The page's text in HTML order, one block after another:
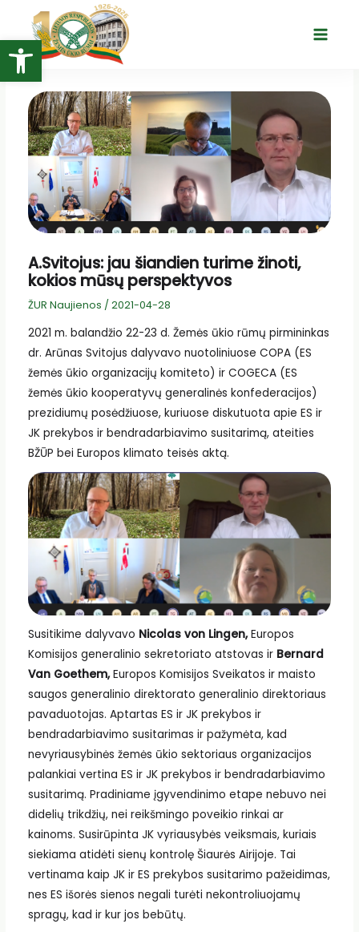
Open toolbar
turinio
Main
A.Svitojus: jau šiandien turime žinoti,
kokios mūsų perspektyvos
ŽUR Naujienos / 2021-04-28
2021 m. balandžio 22-23 d. Žemės ūkio rūmų pirmininkas
dr. Arūnas Svitojus dalyvavo nuotoliniuose COPA (ES
žemės ūkio organizacijų komiteto) ir COGECA (ES
žemės ūkio kooperatyvų generalinės konfederacijos)
prezidiumų posėdžiuose, kuriuose diskutuota apie ES ir
JK prekybos ir bendradarbiavimo susitarimą, ateities
BŽŪP bei Europos klimato teisės aktą.
Susitikime dalyvavo Nicolas von Lingen,Europos
Komisijos generalinio sekretoriato atstovas ir Bernard
Van Goethem,Europos Komisijos Sveikatos ir maisto
saugos generalinio direktorato generalinio direktoriaus
pavaduotojas. Aptartas ES ir JK prekybos ir
bendradarbiavimo susitarimas ir pažymėta, kad
nevyriausybinės žemės ūkio sektoriaus organizacijos
palankiai vertina ES ir JK prekybos ir bendradarbiavimo
susitarimą. Pradiniame įgyvendinimo etape nebuvo nei
didelių trikdžių, nei reikšmingo poveikio rinkai ar
kainoms. Susirūpinta JK vyriausybės veiksmais, kuriais
siekiama atidėti sienų kontrolę Šiaurės Airijoje. Tai
vertinama kaip JK ir ES prekybos susitarimo pažeidimas,
nes ES išorės sienos negali turėti nekontroliuojamų
spragų, kad ir kur jos bebūtų.